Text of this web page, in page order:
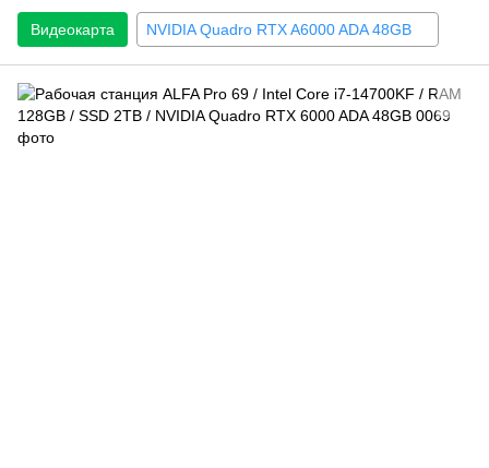
Видеокарта NVIDIA Quadro RTX A6000 ADA 48GB